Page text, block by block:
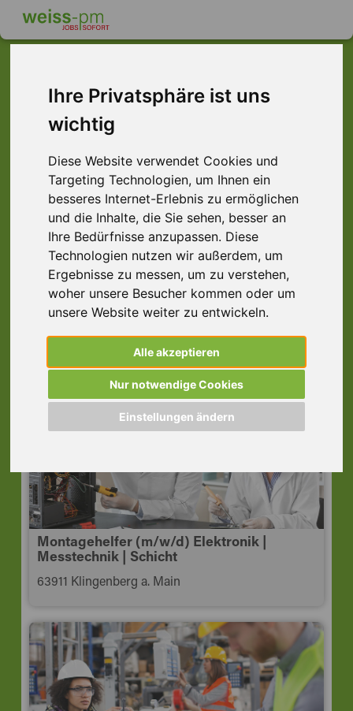
Ihre Privatsphäre ist uns
wichtig
Diese Website verwendet Cookies und
Targeting Technologien, um Ihnen ein
besseres Internet-Erlebnis zu ermöglichen
und die Inhalte, die Sie sehen, besser an
Ihre Bedürfnisse anzupassen. Diese
Technologien nutzen wir außerdem, um
Ergebnisse zu messen, um zu verstehen,
woher unsere Besucher kommen oder um
unsere Website weiter zu entwickeln.
Alle akzeptieren
Nur notwendige Cookies
Einstellungen ändern
Dieser Job ist leider
nicht mehr verfügbar ...
... aber vielleicht ist hier etwas dabei:
Schlosserhelfer (m/w/d) Bauhelfer |
63853 Mömlingen
Montagehelfer (m/w/d) Elektronik |
Messtechnik | Schicht
63911 Klingenberg a. Main